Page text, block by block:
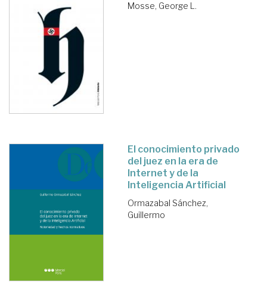
Mosse, George L.
El conocimiento privado
del juez en la era de
Internet y de la
Inteligencia Artificial
Ormazabal Sánchez,
Guillermo